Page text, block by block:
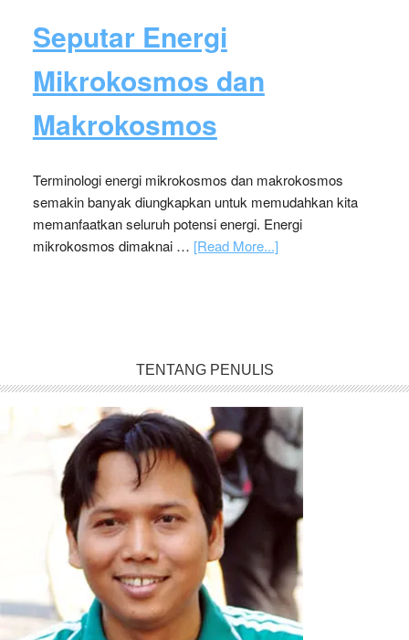
Seputar Energi
Mikrokosmos dan
Makrokosmos
Terminologi energi mikrokosmos dan makrokosmos
semakin banyak diungkapkan untuk memudahkan kita
memanfaatkan seluruh potensi energi. Energi
mikrokosmos dimaknai … [Read More...]
TENTANG PENULIS